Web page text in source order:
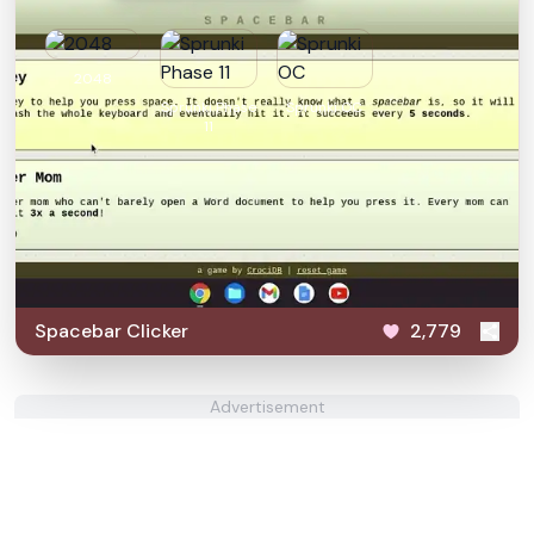
2048
Sprunki Phase
11
Sprunki OC
Spacebar Clicker 2,779
Advertisement